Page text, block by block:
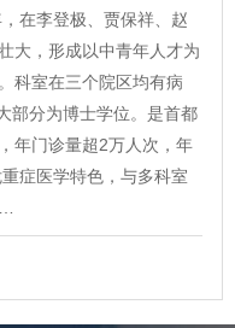
在李登极、贾保祥、赵
大，形成以中青年人才为
科室在三个院区均有病
部分为博士学位。是首都
年门诊量超2万人次，年
症医学特色，与多科室